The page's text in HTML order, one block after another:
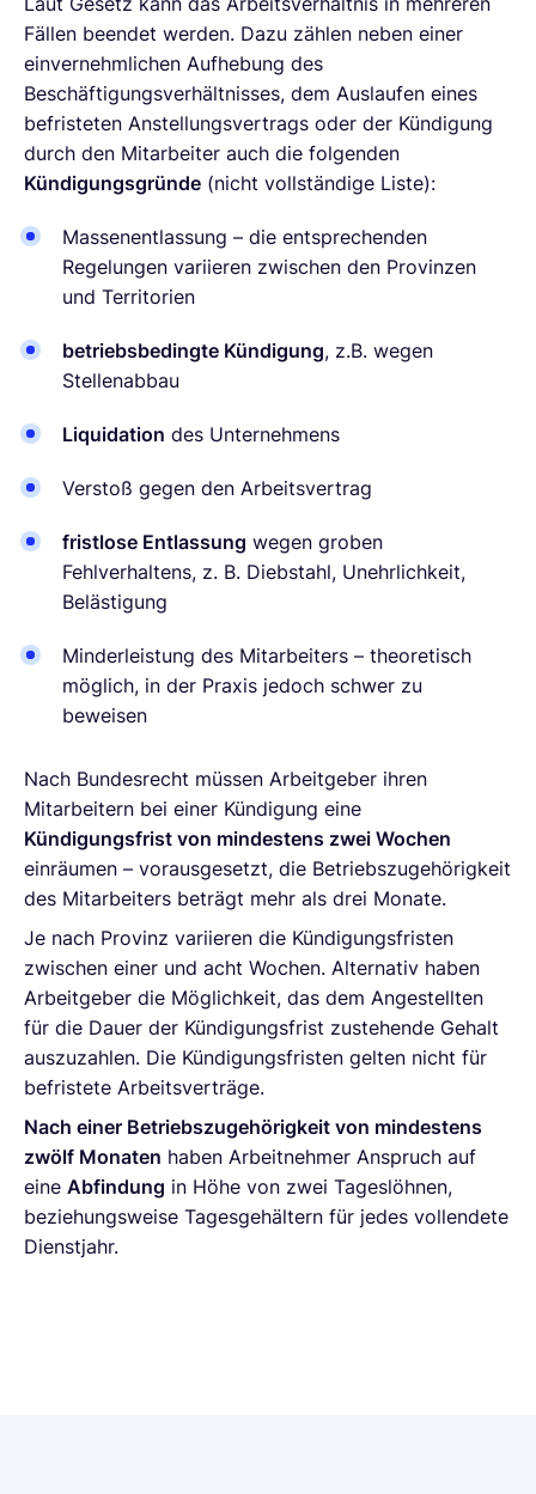
Fällen beendet werden. Dazu zählen neben einer
einvernehmlichen Aufhebung des
Beschäftigungsverhältnisses, dem Auslaufen eines
befristeten Anstellungsvertrags oder der Kündigung
durch den Mitarbeiter auch die folgenden
Kündigungsgründe (nicht vollständige Liste):
Massenentlassung – die entsprechenden
Regelungen variieren zwischen den Provinzen
und Territorien
betriebsbedingte Kündigung, z.B. wegen
Stellenabbau
Liquidation des Unternehmens
Verstoß gegen den Arbeitsvertrag
fristlose Entlassung wegen groben
Fehlverhaltens, z. B. Diebstahl, Unehrlichkeit,
Belästigung
Minderleistung des Mitarbeiters – theoretisch
möglich, in der Praxis jedoch schwer zu
beweisen
Nach Bundesrecht müssen Arbeitgeber ihren
Mitarbeitern bei einer Kündigung eine
Kündigungsfrist von mindestens zwei Wochen
einräumen – vorausgesetzt, die Betriebszugehörigkeit
des Mitarbeiters beträgt mehr als drei Monate.
Je nach Provinz variieren die Kündigungsfristen
zwischen einer und acht Wochen. Alternativ haben
Arbeitgeber die Möglichkeit, das dem Angestellten
für die Dauer der Kündigungsfrist zustehende Gehalt
auszuzahlen. Die Kündigungsfristen gelten nicht für
befristete Arbeitsverträge.
Nach einer Betriebszugehörigkeit von mindestens
zwölf Monaten haben Arbeitnehmer Anspruch auf
eine Abfindung in Höhe von zwei Tageslöhnen,
beziehungsweise Tagesgehältern für jedes vollendete
Dienstjahr.